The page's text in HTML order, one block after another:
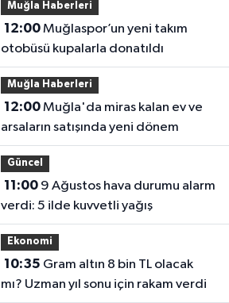
Muğla Haberleri
12:00Muğlaspor’un yeni takım
otobüsü kupalarla donatıldı
Muğla Haberleri
12:00Muğla'da miras kalan ev ve
arsaların satışında yeni dönem
Güncel
11:009 Ağustos hava durumu alarm
verdi: 5 ilde kuvvetli yağış
Ekonomi
10:35
mı? Uzman yıl sonu için rakam verdi